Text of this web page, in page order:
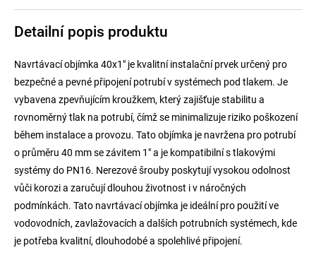
Detailní popis produktu
Navrtávací objímka 40x1" je kvalitní instalační prvek určený pro
bezpečné a pevné připojení potrubí v systémech pod tlakem. Je
vybavena zpevňujícím kroužkem, který zajišťuje stabilitu a
rovnoměrný tlak na potrubí, čímž se minimalizuje riziko poškození
během instalace a provozu. Tato objímka je navržena pro potrubí
o průměru 40 mm se závitem 1" a je kompatibilní s tlakovými
systémy do PN16. Nerezové šrouby poskytují vysokou odolnost
vůči korozi a zaručují dlouhou životnost i v náročných
podmínkách. Tato navrtávací objímka je ideální pro použití ve
vodovodních, zavlažovacích a dalších potrubních systémech, kde
je potřeba kvalitní, dlouhodobé a spolehlivé připojení.